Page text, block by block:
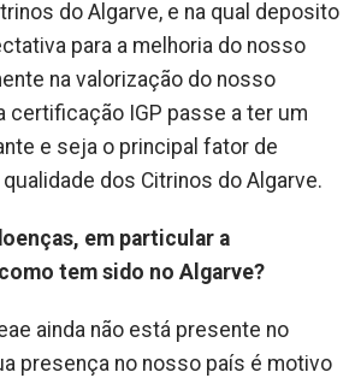
do Algarve, e na qual deposito
para a melhoria do nosso
na valorização do nosso
certificação IGP passe a ter um
e seja o principal fator de
dos Citrinos do Algarve.
em particular a
tem sido no Algarve?
ainda não está presente no
presença no nosso país é motivo